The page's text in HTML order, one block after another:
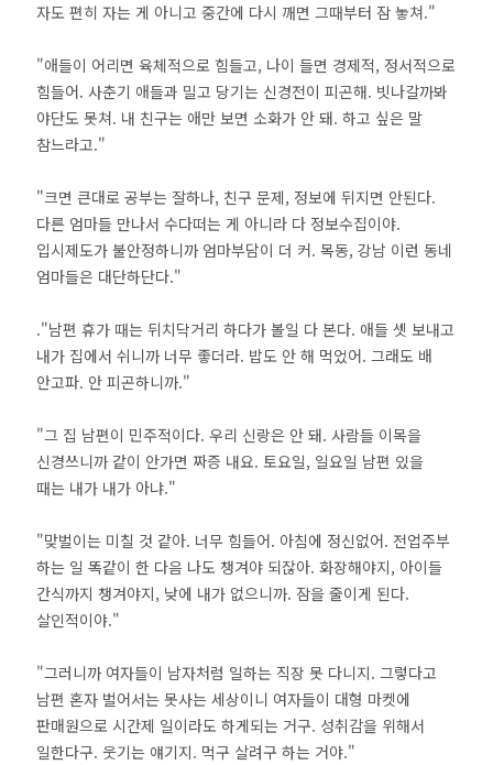
자도 편히 자는 게 아니고 중간에 다시 깨면 그때부터 잠 놓쳐."
"애들이 어리면 육체적으로 힘들고, 나이 들면 경제적, 정서적으로
힘들어. 사춘기 애들과 밀고 당기는 신경전이 피곤해. 빗나갈까봐
야단도 못쳐. 내 친구는 애만 보면 소화가 안 돼. 하고 싶은 말
참느라고."
"크면 큰대로 공부는 잘하나, 친구 문제, 정보에 뒤지면 안된다.
다른 엄마들 만나서 수다떠는 게 아니라 다 정보수집이야.
입시제도가 불안정하니까 엄마부담이 더 커. 목동, 강남 이런 동네
엄마들은 대단하단다."
."남편 휴가 때는 뒤치닥거리 하다가 볼일 다 본다. 애들 셋 보내고
내가 집에서 쉬니까 너무 좋더라. 밥도 안 해 먹었어. 그래도 배
안고파. 안 피곤하니까."
"그 집 남편이 민주적이다. 우리 신랑은 안 돼. 사람들 이목을
신경쓰니까 같이 안가면 짜증 내요. 토요일, 일요일 남편 있을
때는 내가 내가 아냐."
"맞벌이는 미칠 것 같아. 너무 힘들어. 아침에 정신없어. 전업주부
하는 일 똑같이 한 다음 나도 챙겨야 되잖아. 화장해야지, 아이들
간식까지 챙겨야지, 낮에 내가 없으니까. 잠을 줄이게 된다.
살인적이야."
"그러니까 여자들이 남자처럼 일하는 직장 못 다니지. 그렇다고
남편 혼자 벌어서는 못사는 세상이니 여자들이 대형 마켓에
판매원으로 시간제 일이라도 하게되는 거구. 성취감을 위해서
일한다구. 웃기는 얘기지. 먹구 살려구 하는 거야."